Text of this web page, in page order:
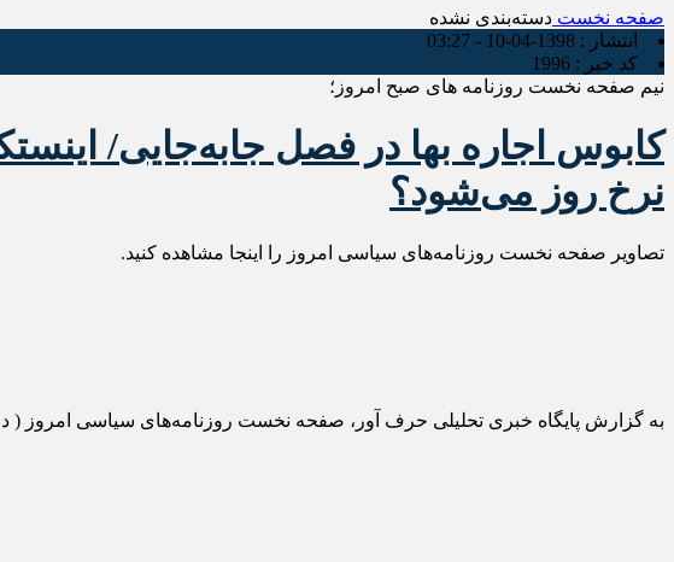
صفحه نخست دسته‌بندی نشده
انتشار : 1398-04-10 - 03:27
کد خبر : 1996
نیم صفحه نخست روزنامه های صبح امروز؛
کابوس اجاره بها در فصل جابه‌جایی/
نرخ روز می‌شود؟
تصاویر صفحه نخست روزنامه‌های سیاسی امروز را اینجا مشاهده کنید.
به گزارش پایگاه خبری تحلیلی حرف آور، صفحه نخست روزنامه‌های سیاسی امروز ( دوشنبه ۱۰ تیر ) را در ادامه